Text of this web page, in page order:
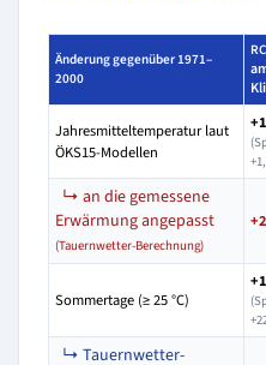
Änderung gegenüber 1971–
2000
Jahresmitteltemperatur laut
ÖKS15-Modellen
↳ an die gemessene
Erwärmung angepasst
(Tauernwetter-Berechnung)
Sommertage (≥ 25 °C)
↳ Tauernwetter-